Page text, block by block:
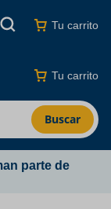
Tu carrito
Buscar
Tu carrito
parte de